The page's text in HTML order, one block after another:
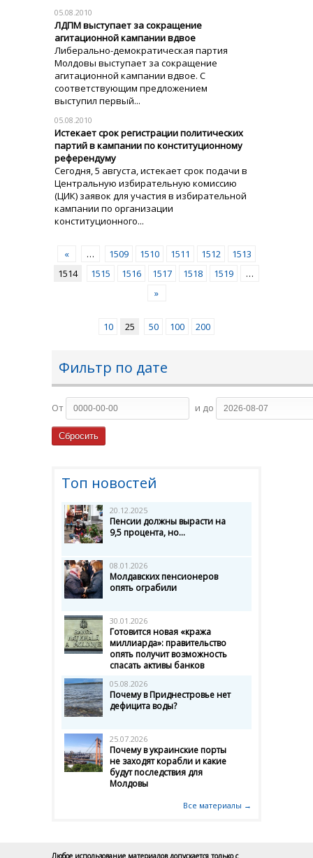
05.08.2010
ЛДПМ выступает за сокращение
агитационной кампании вдвое
Либерально-демократическая партия
Молдовы выступает за сокращение
агитационной кампании вдвое. С
соответствующим предложением
выступил первый...
05.08.2010
Истекает срок регистрации политических
партий в кампании по конституционному
референдуму
Сегодня, 5 августа, истекает срок подачи в
Центральную избирательную комиссию
(ЦИК) заявок для участия в избирательной
кампании по организации
конституционного...
« … 1509 1510 1511 1512
1513
1514
1515 1516 1517 1518 1519
…
»
10 25 50 100 200
Фильтр по дате
От и до
Топ новостей
20.12.2025
Пенсии должны вырасти на
9,5 процента, но...
08.01.2026
Молдавских пенсионеров
опять ограбили
30.01.2026
Готовится новая «кража
миллиарда»: правительство
опять получит возможность
спасать активы банков
05.08.2026
Почему в Приднестровье нет
дефицита воды?
25.07.2026
Почему в украинские порты
не заходят корабли и какие
будут последствия для
Молдовы
Все материалы →
Любое использование материалов допускается только с